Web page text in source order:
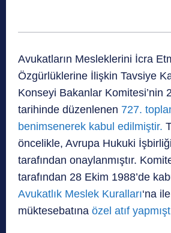
Avukatların Mesleklerini İcra
Özgürlüklerine İlişkin Tavsiye
Konseyi Bakanlar Komitesi’nin
tarihinde düzenlenen 727.
benimsenerek kabul edilmiştir.
öncelikle, Avrupa Hukuki
tarafından onaylanmıştır.
tarafından 28 Ekim 1988’de
Avukatlık Meslek Kuralları‘na
müktesebatına özel atıf